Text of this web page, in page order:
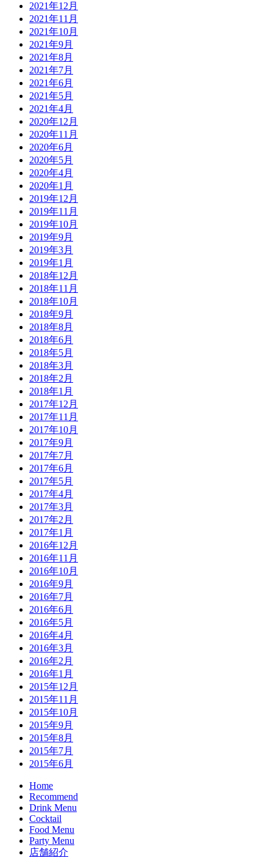
2021年12月
2021年11月
2021年10月
2021年9月
2021年8月
2021年7月
2021年6月
2021年5月
2021年4月
2020年12月
2020年11月
2020年6月
2020年5月
2020年4月
2020年1月
2019年12月
2019年11月
2019年10月
2019年9月
2019年3月
2019年1月
2018年12月
2018年11月
2018年10月
2018年9月
2018年8月
2018年6月
2018年5月
2018年3月
2018年2月
2018年1月
2017年12月
2017年11月
2017年10月
2017年9月
2017年7月
2017年6月
2017年5月
2017年4月
2017年3月
2017年2月
2017年1月
2016年12月
2016年11月
2016年10月
2016年9月
2016年7月
2016年6月
2016年5月
2016年4月
2016年3月
2016年2月
2016年1月
2015年12月
2015年11月
2015年10月
2015年9月
2015年8月
2015年7月
2015年6月
Home
Recommend
Drink Menu
Cocktail
Food Menu
Party Menu
店舗紹介